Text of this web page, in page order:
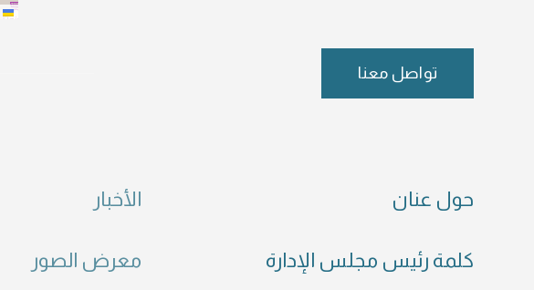
تواصل معنا
حول عنان
كلمة رئيس مجلس الإدارة
الأخبار
معرض الصور